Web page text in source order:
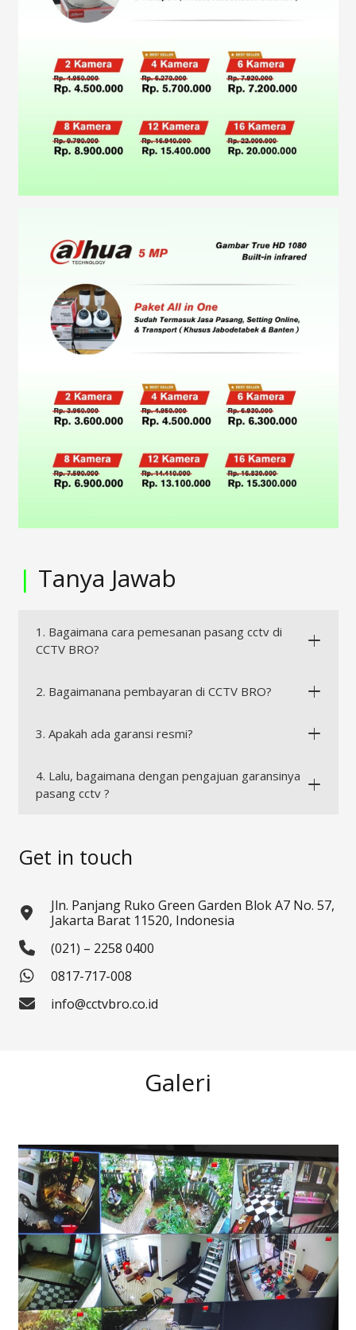
| Tanya Jawab
1. Bagaimana cara pemesanan pasang cctv di
CCTV BRO?
2. Bagaimanana pembayaran di CCTV BRO?
3. Apakah ada garansi resmi?
4. Lalu, bagaimana dengan pengajuan garansinya
pasang cctv ?
Get in touch
Jln. Panjang Ruko Green Garden Blok A7 No. 57,
Jakarta Barat 11520, Indonesia
(021) – 2258 0400
0817-717-008
info@cctvbro.co.id
Galeri